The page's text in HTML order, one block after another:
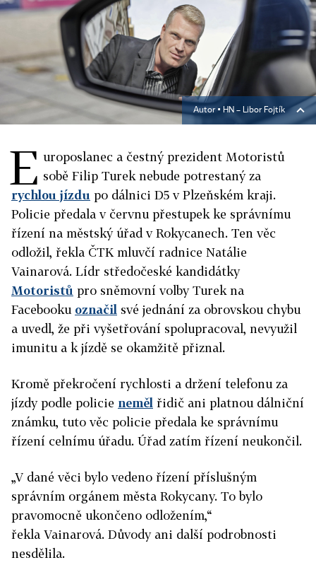
Autor ▪ HN – Libor Fojtík
E uroposlanec a čestný prezident Motoristů
sobě Filip Turek nebude potrestaný za
rychlou jízdu po dálnici D5 v Plzeňském kraji.
Policie předala v červnu přestupek ke správnímu
řízení na městský úřad v Rokycanech. Ten věc
odložil, řekla ČTK mluvčí radnice Natálie
Vainarová. Lídr středočeské kandidátky
Motoristů pro sněmovní volby Turek na
Facebooku označil své jednání za obrovskou chybu
a uvedl, že při vyšetřování spolupracoval, nevyužil
imunitu a k jízdě se okamžitě přiznal.
Kromě překročení rychlosti a držení telefonu za
jízdy podle policie neměl řidič ani platnou dálniční
známku, tuto věc policie předala ke správnímu
řízení celnímu úřadu. Úřad zatím řízení neukončil.
„V dané věci bylo vedeno řízení příslušným
správním orgánem města Rokycany. To bylo
pravomocně ukončeno odložením,“
řekla Vainarová. Důvody ani další podrobnosti
nesdělila.